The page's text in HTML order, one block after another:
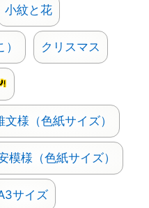
小紋と花
クリスマス
文様（色紙サイズ）
模様（色紙サイズ）
サイズ